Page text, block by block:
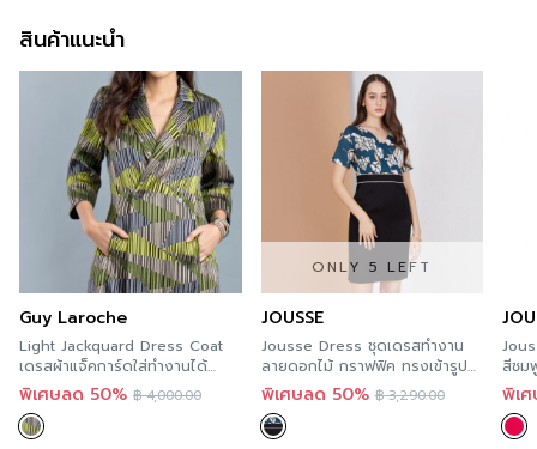
รูปทรง
รูปทรงคอ
คอปาด
รูปทรงแขน
แขนยาว ผ่าปลายแขน
ซิปซ่อนด้านหลัง
Dark Blue
ความโปร่งใส
ความยืดหยุ่น
การฟอกสี
Do not bleach
การตาก
Line Dry/Hang to dry
การรีด
Iron Low 110C
สินค้าแนะนำ
Guy Laroche
Light Jackquard Dress Coat
เดรสผ้าแจ็คการ์ดใส่ทำงานได้
GS32GR
พิเศษลด 50% ฿4,000.00
ONLY 5 LEFT
JOUSSE
Jousse Dress ชุดเดรสทำงาน
ลายดอกไม้ กราฟฟิค ทรงเข้ารูป
JS26DR
พิเศษลด 50% ฿3,290.00
สีชม
ตกแ
พิเ